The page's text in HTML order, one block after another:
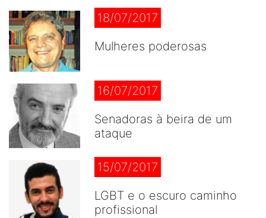
18/07/2017
Mulheres poderosas
16/07/2017
Senadoras à beira de um
ataque
15/07/2017
LGBT e o escuro caminho
profissional